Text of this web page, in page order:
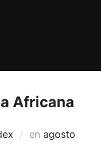
Africana
en Publicado
agosto